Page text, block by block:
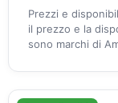
Prezzi e
il prezzo e la
sono marchi di